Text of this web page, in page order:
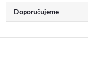
Ř
a
Doporučujeme